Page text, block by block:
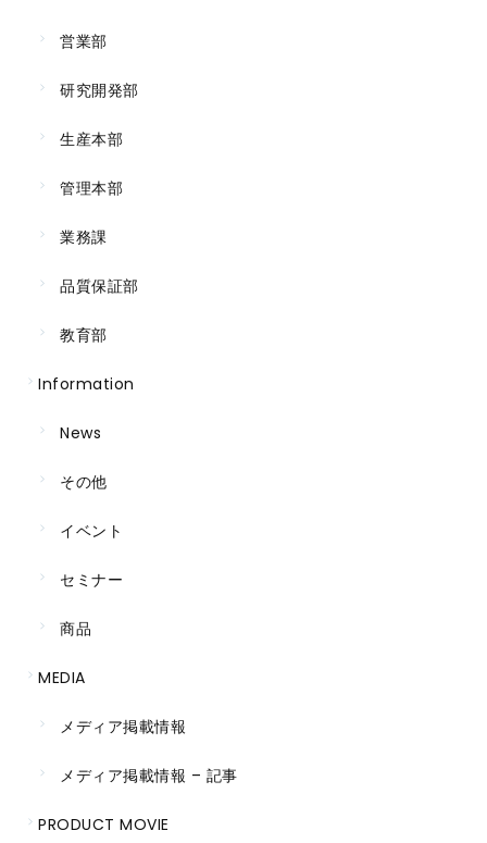
営業部
研究開発部
生産本部
管理本部
業務課
品質保証部
教育部
Information
News
その他
イベント
セミナー
商品
MEDIA
メディア掲載情報
メディア掲載情報 – 記事
PRODUCT MOVIE